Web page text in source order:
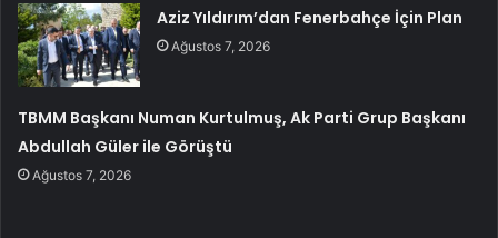
Aziz Yıldırım’dan Fenerbahçe İçin Plan
Ağustos 7, 2026
TBMM Başkanı Numan Kurtulmuş, Ak Parti Grup Başkanı
Abdullah Güler ile Görüştü
Ağustos 7, 2026